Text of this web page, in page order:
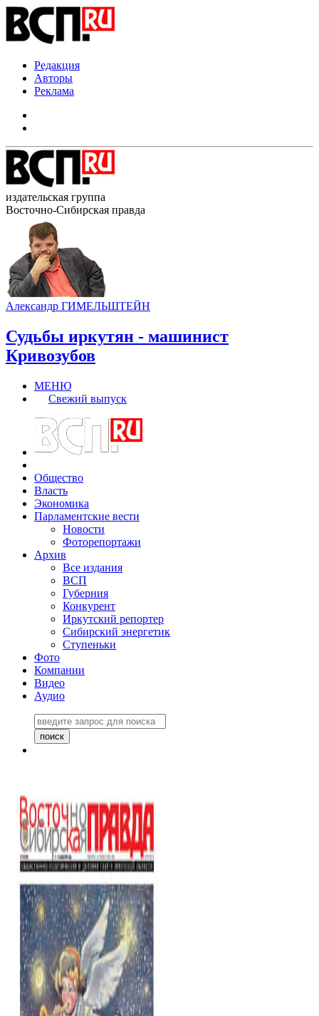
Редакция
Авторы
Реклама
издательская группа
Восточно-Сибирская правда
Александр ГИМЕЛЬШТЕЙН
Судьбы иркутян - машинист
Кривозубов
МЕНЮ
Свежий выпуск
Общество
Власть
Экономика
Парламентские вести
Новости
Фоторепортажи
Архив
Все издания
ВСП
Губерния
Конкурент
Иркутский репортер
Сибирский энергетик
Ступеньки
Фото
Компании
Видео
Аудио